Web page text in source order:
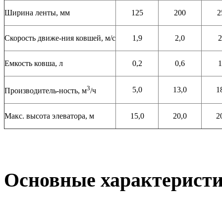
Ширина ленты, мм 125 200
Скорость движе-ния ковшей, м/с 1,9 2,0
Емкость ковша, л 0,2 0,6
Производитель-ность, м3/ч 5,0 13,0
Макс. высота элеватора, м 15,0 20,0
Основные